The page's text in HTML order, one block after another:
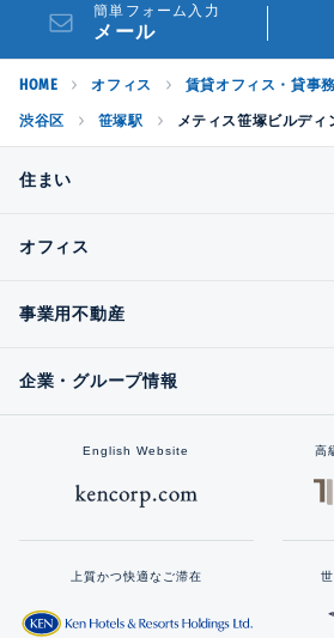
簡単フォーム入力
メール
HOME オフィス 賃貸オフィス・貸事
渋谷区 笹塚駅 メティス笹塚ビルディ
住まい
オフィス
事業用不動産
企業・グループ情報
English Website 高
上質かつ快適なご滞在